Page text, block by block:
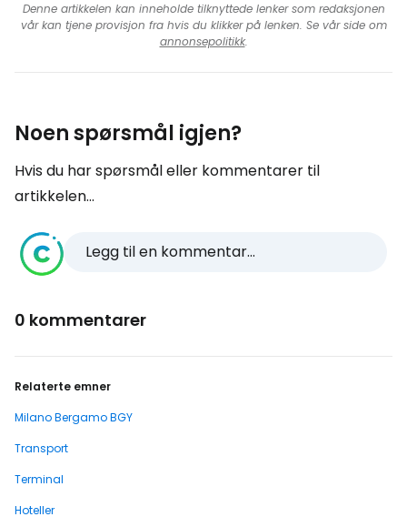
Denne artikkelen kan inneholde tilknyttede lenker som redaksjonen
vår kan tjene provisjon fra hvis du klikker på lenken. Se vår side om
annonsepolitikk.
Noen spørsmål igjen?
Hvis du har spørsmål eller kommentarer til
artikkelen...
Legg til en kommentar...
0 kommentarer
Relaterte emner
Milano Bergamo BGY
Transport
Terminal
Hoteller